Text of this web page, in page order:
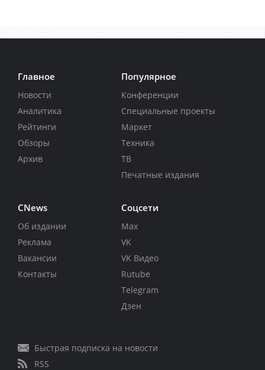
Главное
Новости
Аналитика
Рейтинги
Обзоры
Архив
Популярное
Конференции
Специальные проекты
Маркет
Техника
ТВ
Печатные издания
CNews
Об издании
Реклама
Вакансии
Контакты
Соцсети
Max
VK
VK Видео
Rutube
Telegram
Дзен
Быстрая подписка на новости
RSS